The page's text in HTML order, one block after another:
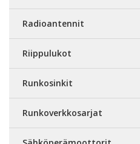
Radioantennit
Riippulukot
Runkosinkit
Runkoverkkosarjat